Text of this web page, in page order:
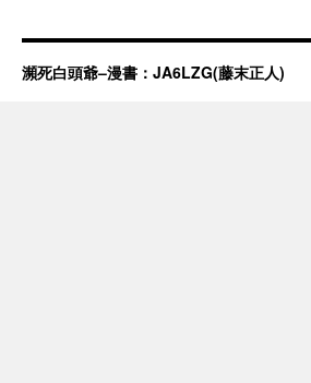
瀕死白頭爺–漫書：JA6LZG(藤末正人)